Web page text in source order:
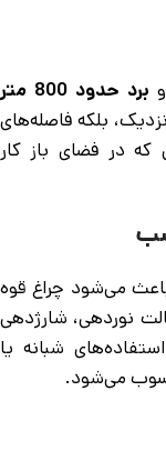
و برد حدود 800 متر
بلکه فاصله‌های
در فضای باز کار
می‌شود چراغ قوه
نوردهی، شارژدهی
شبانه یا
می‌شود.